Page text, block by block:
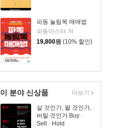
파동 눌림목 매매법
파동마스터 저
19,800원 (10% 할인)
이 분야 신상품
살 것인가, 팔 것인가,
버틸 것인가 Buy ·
Sell · Hold
더보기